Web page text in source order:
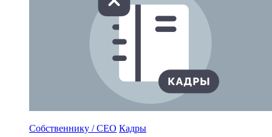
Собственнику / CEO Кадры